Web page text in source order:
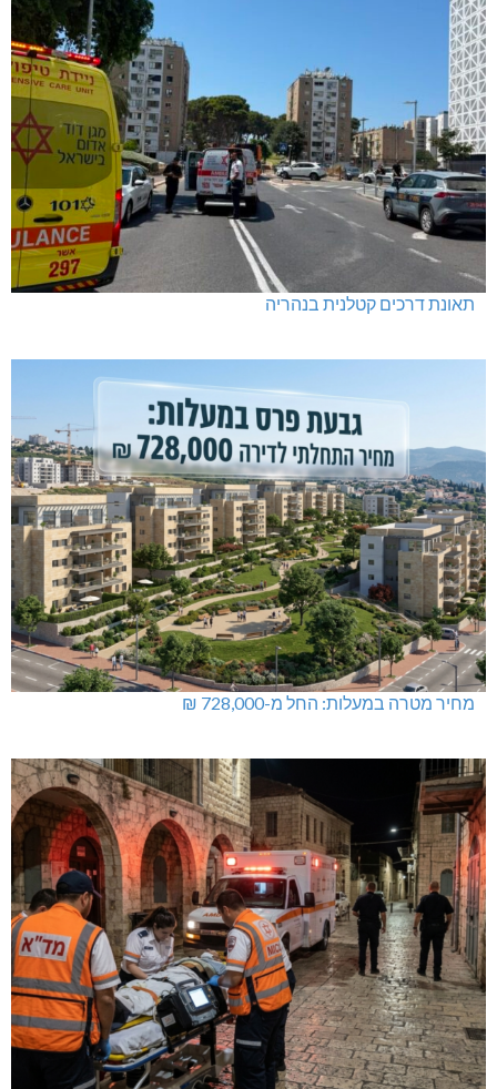
תאונת דרכים קטלנית בנהריה
מחיר מטרה במעלות: החל מ-728,000 ₪